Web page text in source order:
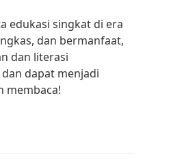
edukasi singkat di era
dan bermanfaat,
dan literasi
dapat menjadi
membaca!